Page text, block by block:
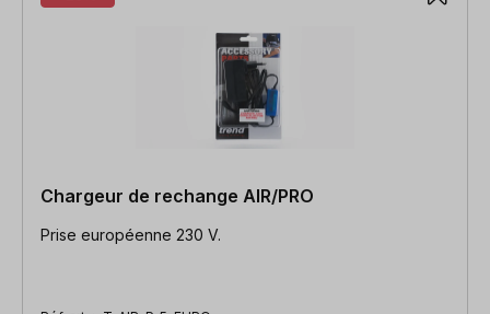
Chargeur de rechange AIR/PRO
Prise européenne 230 V.